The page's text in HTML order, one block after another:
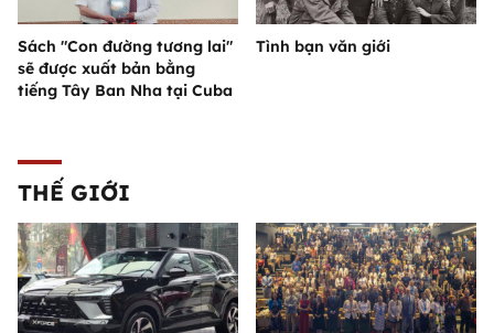
Sách "Con đường tương lai"
sẽ được xuất bản bằng
tiếng Tây Ban Nha tại Cuba
Tình bạn văn giới
THẾ GIỚI